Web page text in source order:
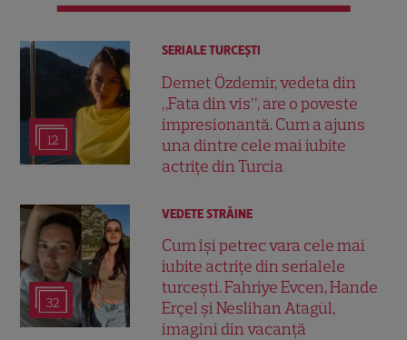
12
SERIALE TURCEŞTI
Demet Özdemir, vedeta din
„Fata din vis”, are o poveste
impresionantă. Cum a ajuns
una dintre cele mai iubite
actrițe din Turcia
32
VEDETE STRĂINE
Cum își petrec vara cele mai
iubite actrițe din serialele
turcești. Fahriye Evcen, Hande
Erçel și Neslihan Atagül,
imagini din vacanță